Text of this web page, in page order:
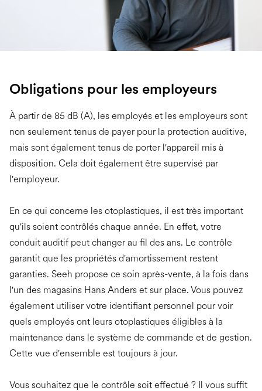
Obligations pour les employeurs
À partir de 85 dB (A), les employés et les employeurs sont
non seulement tenus de payer pour la protection auditive,
mais sont également tenus de porter l'appareil mis à
disposition. Cela doit également être supervisé par
l'employeur.
En ce qui concerne les otoplastiques, il est très important
qu'ils soient contrôlés chaque année. En effet, votre
conduit auditif peut changer au fil des ans. Le contrôle
garantit que les propriétés d'amortissement restent
garanties. Seeh propose ce soin après-vente, à la fois dans
l'un des magasins Hans Anders et sur place. Vous pouvez
également utiliser votre identifiant personnel pour voir
quels employés ont leurs otoplastiques éligibles à la
maintenance dans le système de commande et de gestion.
Cette vue d'ensemble est toujours à jour.
Vous souhaitez que le contrôle soit effectué ? Il vous suffit